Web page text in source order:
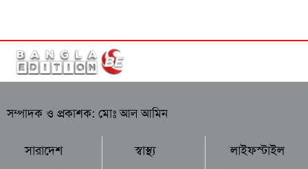
সম্পাদক ও প্রকাশক: মোঃ আল আমিন
সারাদেশ
স্বাস্থ্য
লাইফস্টাইল